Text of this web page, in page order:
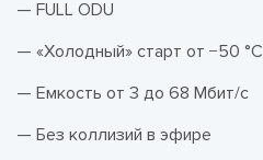
— FULL ODU
— «Холодный» старт от −50 °С
— Емкость от 3 до 68 Мбит/с
— Без коллизий в эфире